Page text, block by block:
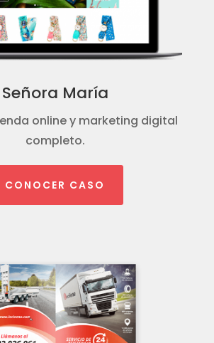
Señora María
online y marketing digital
completo.
CONOCER CASO